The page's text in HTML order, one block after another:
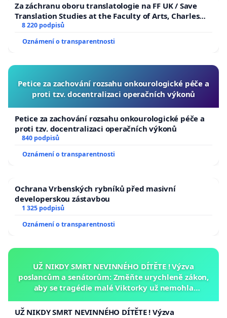
Za záchranu oboru translatologie na FF UK / Save
Translation Studies at the Faculty of Arts, Charles
University
8 220 podpisů
Oznámení o transparentnosti
Petice za zachování rozsahu onkourologické péče a
proti tzv. docentralizaci operačních výkonů
Petice za zachování rozsahu onkourologické péče a
proti tzv. docentralizaci operačních výkonů
840 podpisů
Oznámení o transparentnosti
Ochrana Vrbenských rybníků před masivní
developerskou zástavbou
1 325 podpisů
Oznámení o transparentnosti
UŽ NIKDY SMRT NEVINNÉHO DÍTĚTE ! Výzva
poslancům a senátorům: Změňte urychleně zákon,
aby se tragédie malé Viktorky už nemohla
UŽ NIKDY SMRT NEVINNÉHO DÍTĚTE ! Výzva